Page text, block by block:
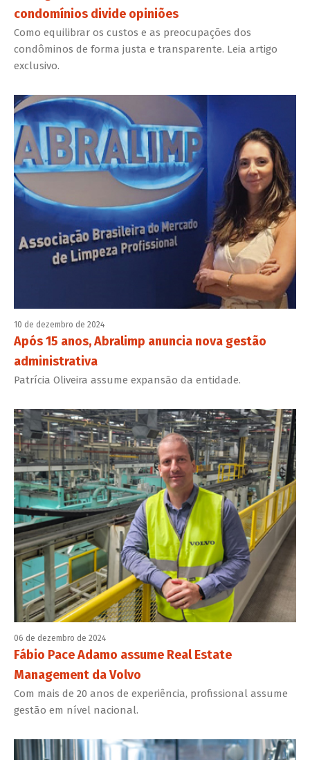
condomínios divide opiniões
Como equilibrar os custos e as preocupações dos
condôminos de forma justa e transparente. Leia artigo
exclusivo.
10 de dezembro de 2024
Após 15 anos, Abralimp anuncia nova gestão
administrativa
Patrícia Oliveira assume expansão da entidade.
06 de dezembro de 2024
Fábio Pace Adamo assume Real Estate
Management da Volvo
Com mais de 20 anos de experiência, profissional assume
gestão em nível nacional.